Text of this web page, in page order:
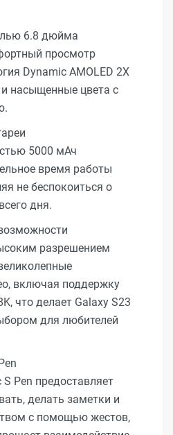
6.8 дюйма
просмотр
Dynamic AMOLED 2X
и насыщенные цвета с
5000 мАч
время работы
не беспокоиться о
дня.
разрешением
включая поддержку
что делает Galaxy S23
для любителей
Pen предоставляет
делать заметки и
с помощью жестов,